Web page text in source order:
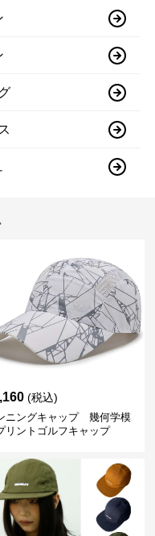
(税込)
ニングキャップ 幾何学模
リントゴルフキャップ